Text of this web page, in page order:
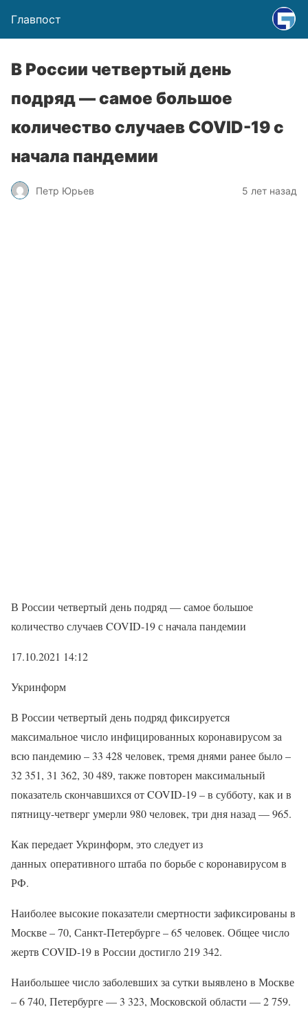
Главпост
В России четвертый день
подряд — самое большое
количество случаев COVID-19 с
начала пандемии
Петр Юрьев 5 лет назад
В России четвертый день подряд — самое большое
количество случаев COVID-19 с начала пандемии
17.10.2021 14:12
Укринформ
В России четвертый день подряд фиксируется
максимальное число инфицированных коронавирусом за
всю пандемию – 33 428 человек, тремя днями ранее было –
32 351, 31 362, 30 489, также повторен максимальный
показатель скончавшихся от COVID-19 – в субботу, как и в
пятницу-четверг умерли 980 человек, три дня назад — 965.
Как передает Укринформ, это следует из
данных оперативного штаба по борьбе с коронавирусом в
РФ.
Наиболее высокие показатели смертности зафиксированы в
Москве – 70, Санкт-Петербурге – 65 человек. Общее число
жертв COVID-19 в России достигло 219 342.
Наибольшее число заболевших за сутки выявлено в Москве
– 6 740, Петербурге — 3 323, Московской области — 2 759.